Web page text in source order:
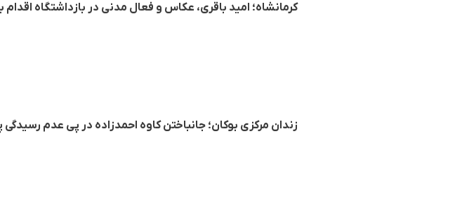
کرمانشاه؛ امید باقری، عکاس و فعال مدنی در بازداشتگاه اقدام
زندان مرکزی بوکان؛ جانباختن کاوە احمدزادە در پی عدم